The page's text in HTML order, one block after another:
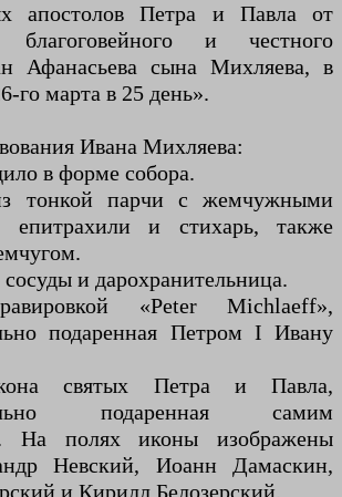
апостолов Петра и Павла от
благоговейного и честного
Афанасьева сына Михляева, в
го марта в 25 день».
Ивана Михляева:
в форме собора.
тонкой парчи с жемчужными
епитрахили и стихарь, также
и дарохранительница.
«Peter Michlaeff»,
подаренная Петром I Ивану
святых Петра и Павла,
подаренная самим
На полях иконы изображены
Невский, Иоанн Дамаскин,
и Кирилл Белозерский.